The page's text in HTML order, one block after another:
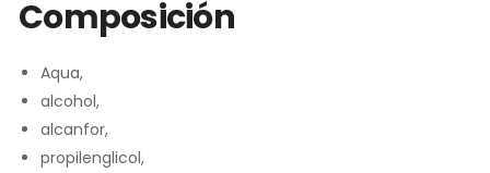
Composición
Aqua,
alcohol,
alcanfor,
propilenglicol,